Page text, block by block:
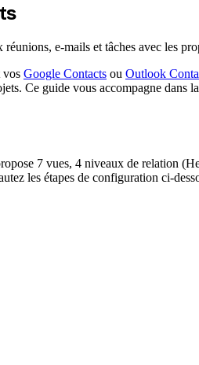
e-mails et tâches avec les
vos Google Contacts ou Outlook
Ce guide vous accompagne
7 vues, 4 niveaux de relation
les étapes de configuration ci-